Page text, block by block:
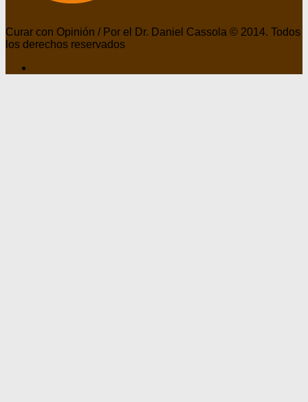
Curar con Opinión / Por el Dr. Daniel Cassola © 2014. Todos
los derechos reservados